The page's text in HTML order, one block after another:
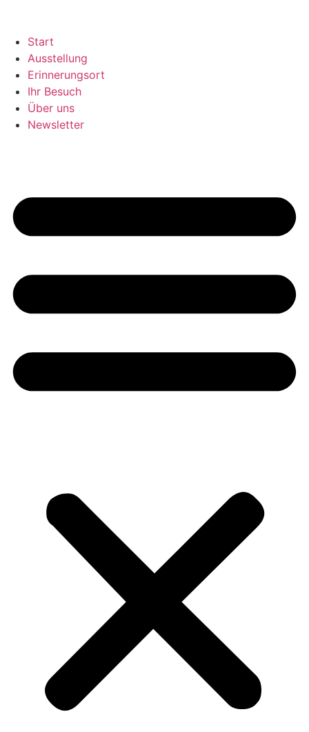
Start
Ausstellung
Erinnerungsort
Ihr Besuch
Über uns
Newsletter